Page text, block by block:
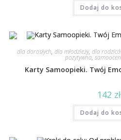
Dodaj do
dla dorosłych, dla młodzieży, dla
pozytywna,
Karty Samoopieki. Twój
142 zł
Dodaj do